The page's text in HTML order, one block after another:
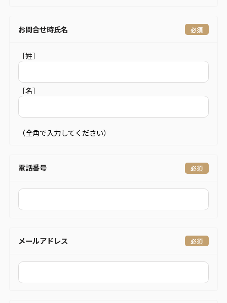
お問合せ時氏名
［姓］
［名］
（全角で入力してください）
電話番号
メールアドレス